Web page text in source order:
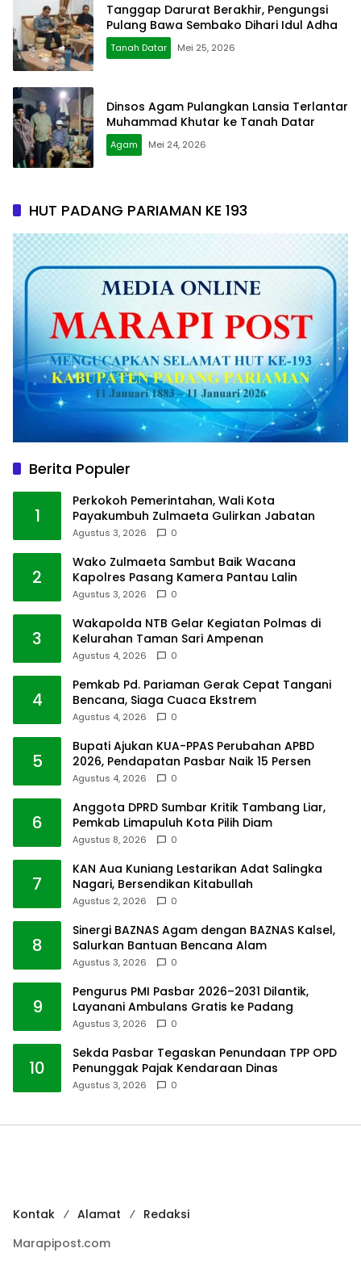
Tanggap Darurat Berakhir, Pengungsi
Pulang Bawa Sembako Dihari Idul Adha
Tanah Datar Mei 25, 2026
Dinsos Agam Pulangkan Lansia Terlantar
Muhammad Khutar ke Tanah Datar
Agam Mei 24, 2026
HUT PADANG PARIAMAN KE 193
Berita Populer
1
Perkokoh Pemerintahan, Wali Kota
Payakumbuh Zulmaeta Gulirkan Jabatan
Agustus 3, 2026 0
2
Wako Zulmaeta Sambut Baik Wacana
Kapolres Pasang Kamera Pantau Lalin
Agustus 3, 2026 0
3
Wakapolda NTB Gelar Kegiatan Polmas di
Kelurahan Taman Sari Ampenan
Agustus 4, 2026 0
4
Pemkab Pd. Pariaman Gerak Cepat Tangani
Bencana, Siaga Cuaca Ekstrem
Agustus 4, 2026 0
5
Bupati Ajukan KUA-PPAS Perubahan APBD
2026, Pendapatan Pasbar Naik 15 Persen
Agustus 4, 2026 0
6
Anggota DPRD Sumbar Kritik Tambang Liar,
Pemkab Limapuluh Kota Pilih Diam
Agustus 8, 2026 0
7
KAN Aua Kuniang Lestarikan Adat Salingka
Nagari, Bersendikan Kitabullah
Agustus 2, 2026 0
8
Sinergi BAZNAS Agam dengan BAZNAS Kalsel,
Salurkan Bantuan Bencana Alam
Agustus 3, 2026 0
9
Pengurus PMI Pasbar 2026–2031 Dilantik,
Layanani Ambulans Gratis ke Padang
Agustus 3, 2026 0
10
Sekda Pasbar Tegaskan Penundaan TPP OPD
Penunggak Pajak Kendaraan Dinas
Agustus 3, 2026 0
Kontak Alamat
Redaksi
Marapipost.com